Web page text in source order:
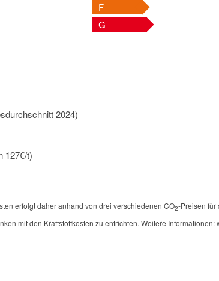
F
G
2024)
127€/t)
erfolgt daher anhand von drei verschiedenen CO2-Preisen für
mit den Kraftstoffkosten zu entrichten. Weitere Informationen: